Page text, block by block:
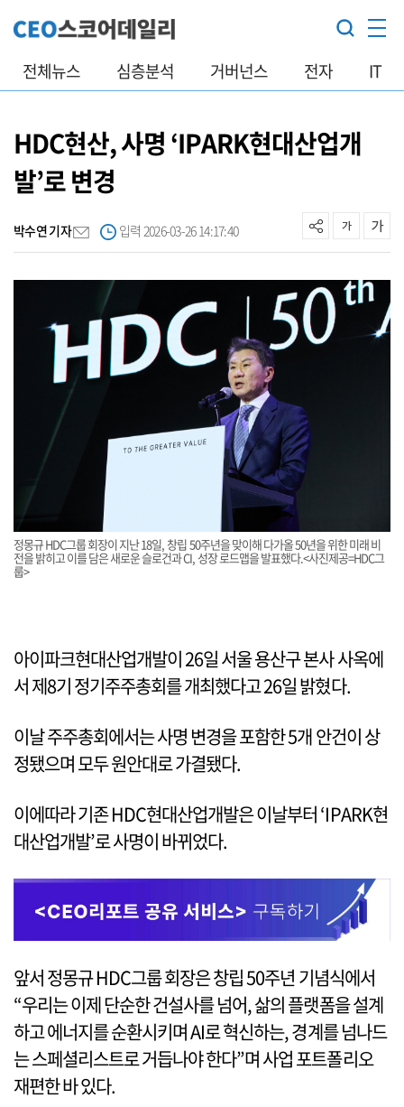
전체뉴스 심층분석 거버넌스 전자 IT
HDC현산, 사명 ‘IPARK현대산업개
발’로 변경
박수연 기자 입력 2026-03-26 14:17:40
정몽규 HDC그룹 회장이 지난 18일, 창립 50주년을 맞이해 다가올 50년을 위한 미래 비
전을 밝히고 이를 담은 새로운 슬로건과 CI, 성장 로드맵을 발표했다.<사진제공=HDC그
룹>
아이파크현대산업개발이 26일 서울 용산구 본사 사옥에
서 제8기 정기주주총회를 개최했다고 26일 밝혔다.
이날 주주총회에서는 사명 변경을 포함한 5개 안건이 상
정됐으며 모두 원안대로 가결됐다.
이에따라 기존 HDC현대산업개발은 이날부터 ‘IPARK현
대산업개발’로 사명이 바뀌었다.
앞서 정몽규 HDC그룹 회장은 창립 50주년 기념식에서
“우리는 이제 단순한 건설사를 넘어, 삶의 플랫폼을 설계
하고 에너지를 순환시키며 AI로 혁신하는, 경계를 넘나드
는 스페셜리스트로 거듭나야 한다”며 사업 포트폴리오
재편한 바 있다.